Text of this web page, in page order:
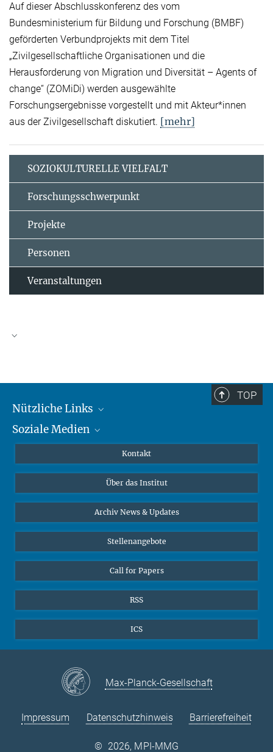
Auf dieser Abschlusskonferenz des vom
Bundesministerium für Bildung und Forschung (BMBF)
geförderten Verbundprojekts mit dem Titel
„Zivilgesellschaftliche Organisationen und die
Herausforderung von Migration und Diversität – Agents of
change“ (ZOMiDi) werden ausgewählte
Forschungsergebnisse vorgestellt und mit Akteur*innen
aus der Zivilgesellschaft diskutiert. [mehr]
SOZIOKULTURELLE VIELFALT
Forschungsschwerpunkt
Projekte
Personen
Veranstaltungen
Prof. Dr. Dr. h.c. Steven Vertovec, Gründungsdirektor
Sekretariat Prof. Vertovec
Marina Adomeit
+49 (551) 4956 - 126
✉ adomeit(at)mmg.mpg.de
TOP
Nützliche Links
MMG Alumni Corner
Online-Vorträge
Interviews zum Thema "Diversity"
Soziale Medien
Bluesky
Kontakt
Über das Institut
Archiv News & Updates
Stellenangebote
Call for Papers
RSS
ICS
Max-Planck-Gesellschaft
Impressum Datenschutzhinweis Barrierefreiheit
© 2026, MPI-MMG